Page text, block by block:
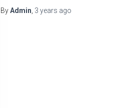
ByAdmin 3 years ago